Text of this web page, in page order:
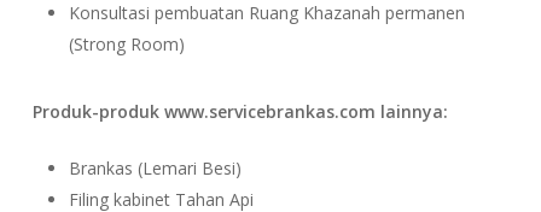
Konsultasi pembuatan Ruang Khazanah permanen
(Strong Room)
Produk-produk www.servicebrankas.com lainnya:
Brankas (Lemari Besi)
Filing kabinet Tahan Api